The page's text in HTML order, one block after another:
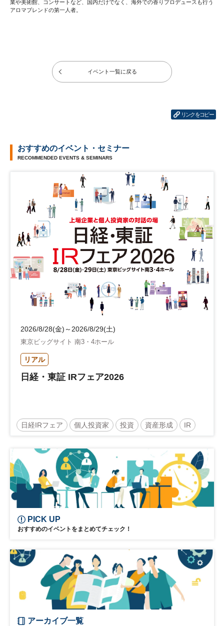
業や美術館、コンサートなど、国内だけでなく、海外での香りプロデュースも行う
アロマブレンドの第一人者。
イベント一覧に戻る
リンクをコピー
おすすめのイベント・セミナー
RECOMMENDED EVENTS & SEMINARS
2026/8/28(金)～2026/8/29(土)
東京ビッグサイト 南3・4ホール
リアル
日経・東証 IRフェア2026
日経IRフェア 個人投資家 投資 資産形成 IR
参加無料
PICK UP
おすすめのイベントをまとめてチェック！
アーカイブ一覧